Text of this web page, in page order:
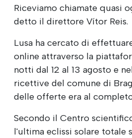
Riceviamo chiamate quasi
detto il direttore Vítor Reis.
Lusa ha cercato di
online attraverso la
notti dal 12 al 13 agosto e
ricettive del comune di
delle offerte era al
Secondo il Centro
l'ultima eclissi solare totale